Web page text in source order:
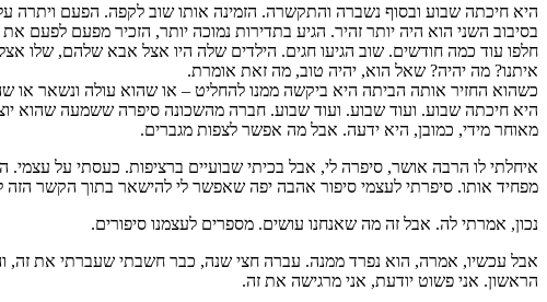
היא חיכתה שבוע ובסוף נשברה והתקשרה. הזמינה אותו שוב לקפה. הפעם ויתרה
בסיבוב השני הוא היה יותר זהיר. הגיע בתדירות נמוכה יותר, הזכיר מפעם
חלפו עוד כמה חודשים. שוב הגיעו חגים. הילדים שלה היו אצל אבא שלהם, שלו
איתנו? מה יהיה? שאל הוא, יהיה טוב, מה זאת אומרת.
כשהוא החזיר אותה הביתה היא ביקשה ממנו להחליט – או שהוא עולה ונשאר או
היא חיכתה שבוע. ועוד שבוע. ועוד שבוע. חברה מהשכונה סיפרה ששמעה שהוא
מאוחר מידי, כמובן, היא ידעה. אבל מה אפשר לצפות מגברים.
איחלתי לו הרבה אושר, סיפרה לי, אבל בכיתי שבועיים ברציפות. כעסתי על
מפחיד אותו. סיפרתי לעצמי סיפור אהבה יפה שאפשר לי להישאר בתוך הקשר
נכון, אמרתי לה. אבל זה מה שאנחנו עושים. מספרים לעצמנו סיפורים.
אבל עכשיו, אמרה, הוא נפרד ממנה. עברה חצי שנה, כבר חשבתי שעברתי את זה,
הראשון. אני פשוט יודעת, אני מרגישה את זה.